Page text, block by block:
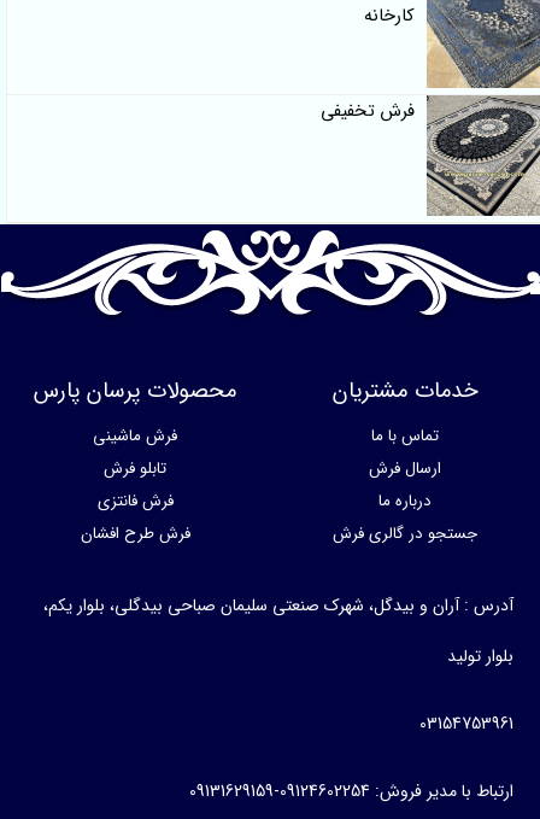
کارخانه
فرش تخفیفی
خدمات مشتریان
تماس با ما
ارسال فرش
درباره ما
جستجو در گالری فرش
محصولات پرسان پارس
فرش ماشینی
تابلو فرش
فرش فانتزی
فرش طرح افشان
آدرس : آران و بیدگل، شهرک صنعتی سلیمان صباحی بیدگلی، بلوار یکم،
بلوار تولید
03154753961
ارتباط با مدیر فروش: 09124602254-09131629159